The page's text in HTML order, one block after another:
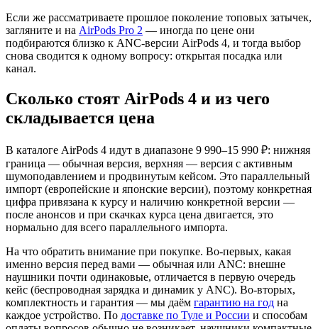
Если же рассматриваете прошлое поколение топовых затычек,
загляните и на AirPods Pro 2 — иногда по цене они
подбираются близко к ANC-версии AirPods 4, и тогда выбор
снова сводится к одному вопросу: открытая посадка или
канал.
Сколько стоят AirPods 4 и из чего
складывается цена
В каталоге AirPods 4 идут в диапазоне 9 990–15 990 ₽: нижняя
граница — обычная версия, верхняя — версия с активным
шумоподавлением и продвинутым кейсом. Это параллельный
импорт (европейские и японские версии), поэтому конкретная
цифра привязана к курсу и наличию конкретной версии —
после анонсов и при скачках курса цена двигается, это
нормально для всего параллельного импорта.
На что обратить внимание при покупке. Во-первых, какая
именно версия перед вами — обычная или ANC: внешне
наушники почти одинаковые, отличается в первую очередь
кейс (беспроводная зарядка и динамик у ANC). Во-вторых,
комплектность и гарантия — мы даём гарантию на год на
каждое устройство. По доставке по Туле и России и способам